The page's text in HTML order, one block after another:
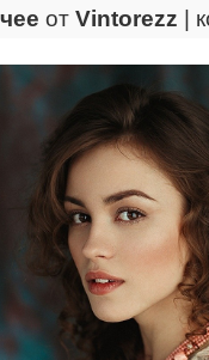
от Vintorezz